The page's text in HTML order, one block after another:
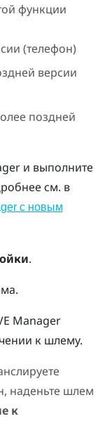
функции
(телефон)
версии
поздней
и выполните
см. в
с новым
.
Manager
к шлему.
наденьте шлем
к